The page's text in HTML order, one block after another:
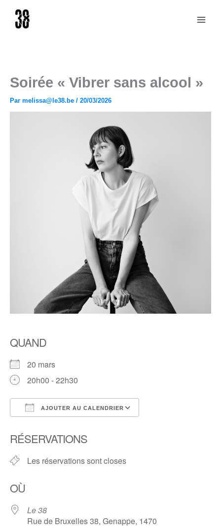
contenu
Soirée « Vibrer sans alcool »
Par melissa@le38.be / 20/03/2026
QUAND
20 mars
20h00 - 22h30
AJOUTER AU CALENDRIER
RÉSERVATIONS
Les réservations sont closes
OÙ
Le 38
Rue de Bruxelles 38, Genappe, 1470